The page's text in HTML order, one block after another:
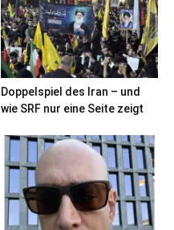
Doppelspiel des Iran – und
wie SRF nur eine Seite zeigt